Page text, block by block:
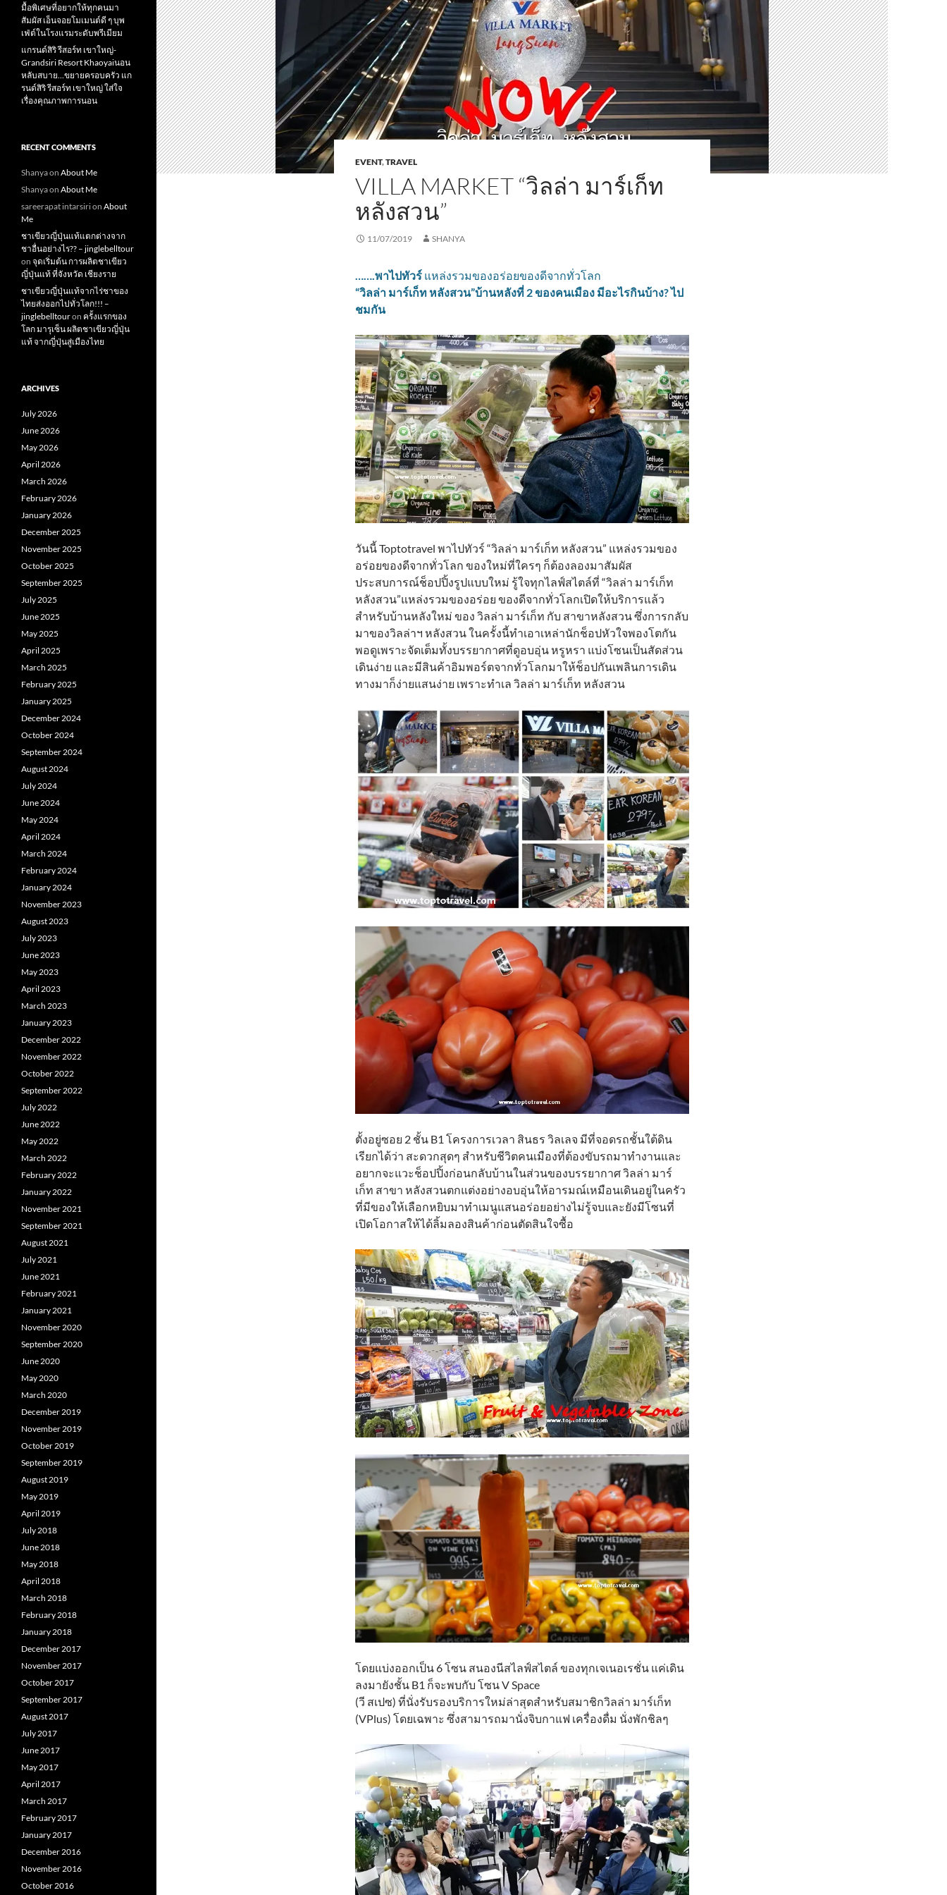
EVENT,TRAVEL
VILLA MARKET “วิลล่า มาร์เก็ท
หลังสวน”
11/07/2019 SHANYA
…….พาไปทัวร์ แหล่งรวมของอร่อยของดีจากทั่วโลก
“วิลล่า มาร์เก็ท หลังสวน”บ้านหลังที่ 2 ของคนเมือง มีอะไรกินบ้าง? ไป
ชมกัน
วันนี้ Toptotravel พาไปทัวร์ “วิลล่า มาร์เก็ท หลังสวน” แหล่งรวมของ
อร่อยของดีจากทั่วโลก ของใหม่ที่ใครๆ ก็ต้องลองมาสัมผัส
ประสบการณ์ช็อปปิ้งรูปแบบใหม่ รู้ใจทุกไลฟ์สไตล์ที่ “วิลล่า มาร์เก็ท
หลังสวน”แหล่งรวมของอร่อย ของดีจากทั่วโลกเปิดให้บริการแล้ว
สำหรับบ้านหลังใหม่ ของ วิลล่า มาร์เก็ท กับ สาขาหลังสวน ซึ่งการกลับ
มาของวิลล่าฯ หลังสวน ในครั้งนี้ทำเอาเหล่านักช็อปหัวใจพองโตกัน
พอดูเพราะจัดเต็มทั้งบรรยากาศที่ดูอบอุ่น หรูหรา แบ่งโซนเป็นสัดส่วน
เดินง่าย และมีสินค้าอิมพอร์ตจากทั่วโลกมาให้ช็อปกันเพลินการเดิน
ทางมาก็ง่ายแสนง่าย เพราะทำเล วิลล่า มาร์เก็ท หลังสวน
ตั้งอยู่ซอย 2 ชั้น B1 โครงการเวลา สินธร วิลเลจ มีที่จอดรถชั้นใต้ดิน
เรียกได้ว่า สะดวกสุดๆ สำหรับชีวิตคนเมืองที่ต้องขับรถมาทำงานและ
อยากจะแวะช็อปปิ้งก่อนกลับบ้านในส่วนของบรรยากาศ วิลล่า มาร์
เก็ท สาขา หลังสวนตกแต่งอย่างอบอุ่นให้อารมณ์เหมือนเดินอยู่ในครัว
ที่มีของให้เลือกหยิบมาทำเมนูแสนอร่อยอย่างไม่รู้จบและยังมีโซนที่
เปิดโอกาสให้ได้ลิ้มลองสินค้าก่อนตัดสินใจซื้อ
โดยแบ่งออกเป็น 6 โซน สนองนีสไลฟ์สไตล์ ของทุกเจเนอเรชั่น แค่เดิน
ลงมายังชั้น B1 ก็จะพบกับ โซน V Space
(วี สเปซ) ที่นั่งรับรองบริการใหม่ล่าสุดสำหรับสมาชิกวิลล่า มาร์เก็ท
(VPlus) โดยเฉพาะ ซึ่งสามารถมานั่งจิบกาแฟ เครื่องดื่ม นั่งพักชิลๆ
มื้อพิเศษที่อยากให้ทุกคนมา
สัมผัส เอ็นจอยโมเมนต์ดี ๆ บุพ
เฟ่ต์ในโรงแรมระดับพรีเมียม
แกรนด์สิริ​ รีสอร์ท​ เขาใหญ่​-
Grandsiri​ Resort​ Khaoyaiนอน
หลับสบาย…ขยายครอบครัว แก
รนด์สิริ รีสอร์ท เขาใหญ่ ใส่ใจ
เรื่องคุณภาพการนอน
RECENT COMMENTS
Shanyaon About Me
Shanyaon About Me
sareerapat intarsirion About
Me
ชาเขียวญี่ปุ่นแท้แตกต่างจาก
ชาอื่นอย่างไร?? – jinglebelltour
on จุดเริ่มต้น การผลิตชาเขียว
ญี่ปุ่นแท้ ที่จังหวัด เชียงราย
ชาเขียวญี่ปุ่นแท้จากไร่ชาของ
ไทยส่งออกไปทั่วโลก!!! –
jinglebelltouron ครั้งแรกของ
โลก มารุเซ็น ผลิตชาเขียวญี่ปุ่น
แท้ จากญี่ปุ่นสู่เมืองไทย
ARCHIVES
July 2026
June 2026
May 2026
April 2026
March 2026
February 2026
January 2026
December 2025
November 2025
October 2025
September 2025
July 2025
June 2025
May 2025
April 2025
March 2025
February 2025
January 2025
December 2024
October 2024
September 2024
August 2024
July 2024
June 2024
May 2024
April 2024
March 2024
February 2024
January 2024
November 2023
August 2023
July 2023
June 2023
May 2023
April 2023
March 2023
January 2023
December 2022
November 2022
October 2022
September 2022
July 2022
June 2022
May 2022
March 2022
February 2022
January 2022
November 2021
September 2021
August 2021
July 2021
June 2021
February 2021
January 2021
November 2020
September 2020
June 2020
May 2020
March 2020
December 2019
November 2019
October 2019
September 2019
August 2019
May 2019
April 2019
July 2018
June 2018
May 2018
April 2018
March 2018
February 2018
January 2018
December 2017
November 2017
October 2017
September 2017
August 2017
July 2017
June 2017
May 2017
April 2017
March 2017
February 2017
January 2017
December 2016
November 2016
October 2016